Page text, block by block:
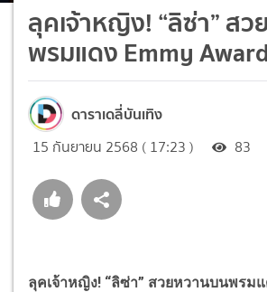
ลุคเจ้าหญิง! “ลิซ่า” ส
พรมแดง Emmy
ดาราเดลี่บันเทิง
15 กันยายน 2568 ( 17:23 ) 83
ลุคเจ้าหญิง! “ลิซ่า” สวยหวานบนพรมแ